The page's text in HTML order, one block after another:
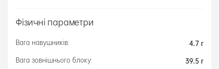
Фізичні параметри
Вага навушників: 4.7 г
Вага зовнішнього блоку: 39.5 г